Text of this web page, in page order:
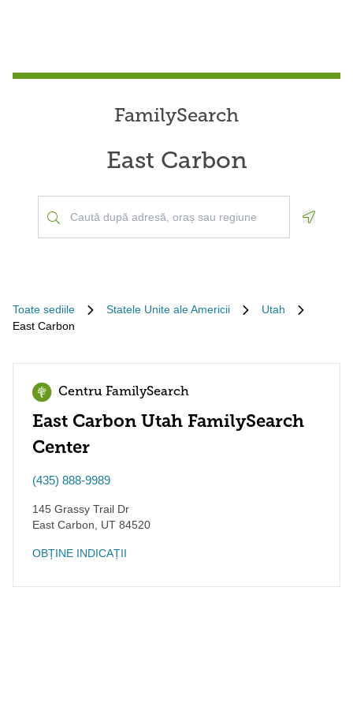
FamilySearch
East Carbon
Toate sediile Statele Unite ale Americii
Utah
East Carbon
Centru FamilySearch
East Carbon Utah FamilySearch
Center
(435) 888-9989
145 Grassy Trail Dr
East Carbon
UT 84520
OBȚINE INDICAȚII